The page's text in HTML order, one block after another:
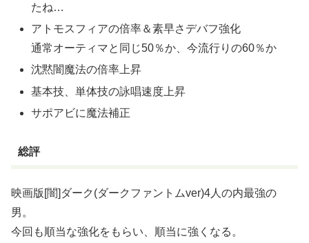
たね…
アトモスフィアの倍率＆素早さデバフ強化
通常オーティマと同じ50％か、今流行りの60％か
沈黙闇魔法の倍率上昇
基本技、単体技の詠唱速度上昇
サポアビに魔法補正
総評
映画版[闇]ダーク(ダークファントムver)4人の内最強の
男。
今回も順当な強化をもらい、順当に強くなる。